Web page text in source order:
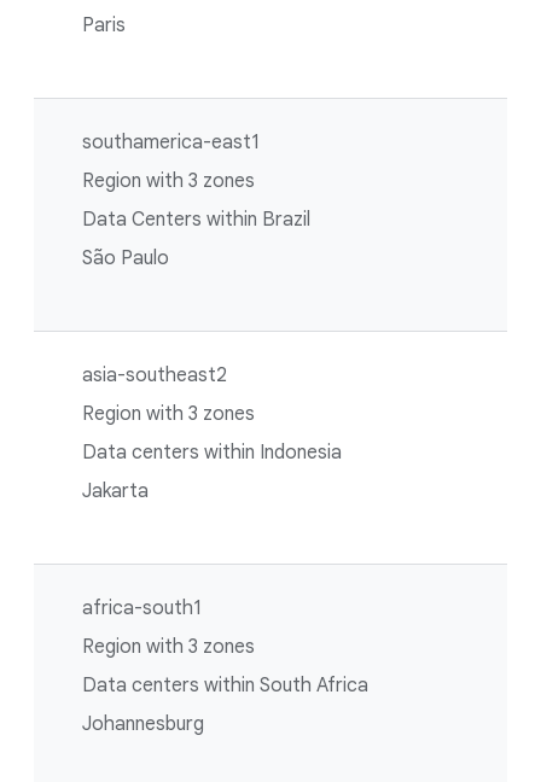
Paris
southamerica-east1
Region with 3 zones
Data Centers within Brazil
São Paulo
asia-southeast2
Region with 3 zones
Data centers within Indonesia
Jakarta
africa-south1
Region with 3 zones
Data centers within South Africa
Johannesburg